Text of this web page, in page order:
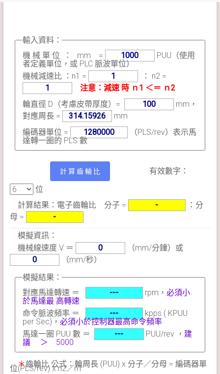
輸入資料：
機 械 單 位 ：
=
PUU（使用
者定義單位，或 PLC 脈波單位）
機械減速比 ：n1 =
： n2 =
注意：減速 時 ｎ1 ＜＝ ｎ2
輪直徑 D（考慮皮帶厚度）=
mm，
對應周長 =
mm
編碼器單位 =
（PLS/rev）表示馬
達轉一圈的 PLS 數
有效數字：
位
計算結果：電子齒輪比 分子 =
：分
母 =
模擬資訊：
機械線速度 V ＝
（mm/分鐘）或
（mm/秒）
模擬結果：
對應馬達轉速 ＝
rpm， 必須小
於馬達最 高轉速
命令脈波頻率 ＝
kpps ( KPUU
per Sec)， 必須小於控制器最高命令頻率
馬達一圈 PUU 數 ＝
PUU/rev ， 建
議 ＞ 5000
＊齒輪比 公式：輪周長 (PUU) x 分子／分母 = 編碼器單
位(PLS/rev) x n2／n1